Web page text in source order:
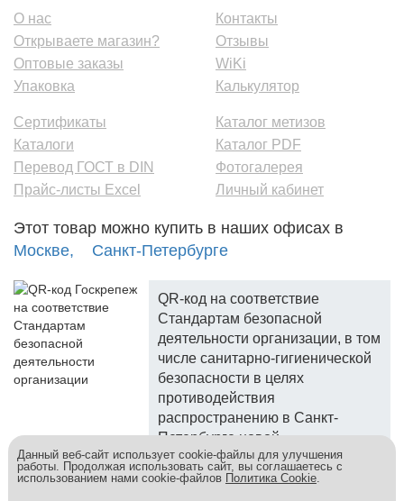
О нас
Открываете магазин?
Оптовые заказы
Упаковка
Контакты
Отзывы
WiKi
Калькулятор
Сертификаты
Каталоги
Перевод ГОСТ в DIN
Прайс-листы Excel
Каталог метизов
Каталог PDF
Фотогалерея
Личный кабинет
Этот товар можно купить в наших офисах в
Москве,
Санкт-Петербурге
QR-код на соответствие
Стандартам безопасной
деятельности организации, в том
числе санитарно-гигиенической
безопасности в целях
противодействия
распространению в Санкт-
Петербурге новой
коронавирусной инфекции.
Данный веб-сайт использует cookie-файлы для улучшения
работы. Продолжая использовать сайт, вы соглашаетесь с
использованием нами cookie-файлов Политика Cookie.